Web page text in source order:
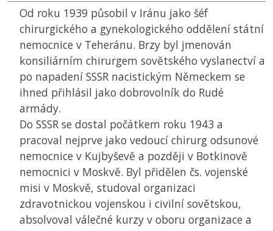
Od roku 1939 působil v Iránu jako šéf
chirurgického a gynekologického oddělení státní
nemocnice v Teheránu. Brzy byl jmenován
konsiliárním chirurgem sovětského vyslanectví a
po napadení SSSR nacistickým Německem se
ihned přihlásil jako dobrovolník do Rudé
armády.
Do SSSR se dostal počátkem roku 1943 a
pracoval nejprve jako vedoucí chirurg odsunové
nemocnice v Kujbyševě a později v Botkinově
nemocnici v Moskvě. Byl přidělen čs. vojenské
misi v Moskvě, studoval organizaci
zdravotnickou vojenskou i civilní sovětskou,
absolvoval válečné kurzy v oboru organizace a